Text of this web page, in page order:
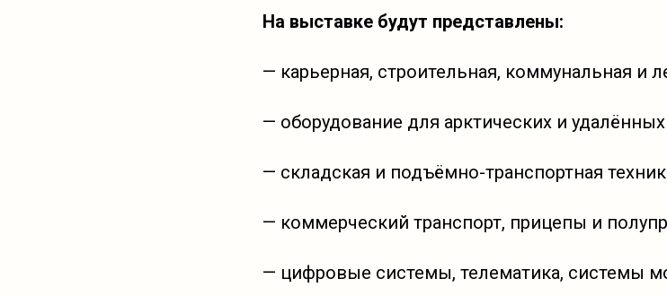
На выставке будут представлены:
— карьерная, строительная, коммунальная и
— оборудование для арктических и
— складская и подъёмно-транспортная
— коммерческий транспорт, прицепы и
— цифровые системы, телематика, системы